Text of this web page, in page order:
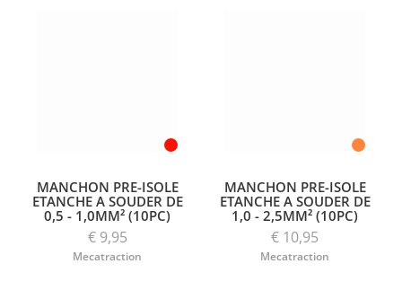
MANCHON PRE-ISOLE
ETANCHE A SOUDER DE
0,5 - 1,0MM² (10PC)
€ 9,95
Mecatraction
MANCHON PRE-ISOLE
ETANCHE A SOUDER DE
1,0 - 2,5MM² (10PC)
€ 10,95
Mecatraction